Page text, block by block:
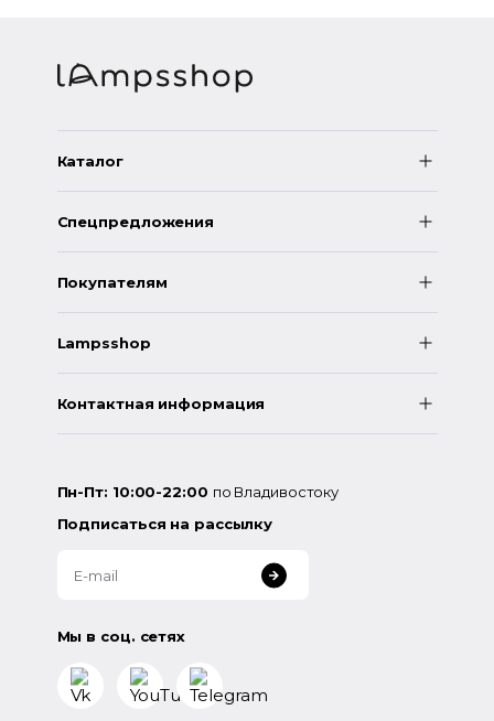
Каталог
Спецпредложения
Покупателям
Lampsshop
Контактная информация
Пн-Пт: 10:00-22:00 по Владивостоку
Подписаться на рассылку
Мы в соц. сетях